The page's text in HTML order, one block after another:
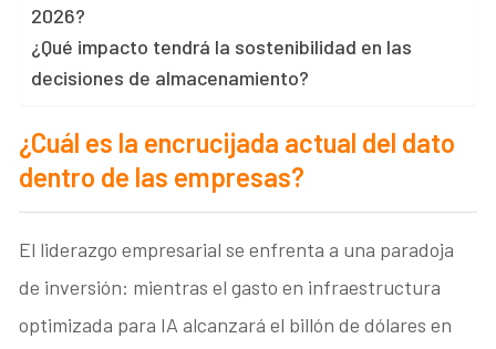
2026?
¿Qué impacto tendrá la sostenibilidad en las
decisiones de almacenamiento?
¿Cuál es la encrucijada actual del dato
dentro de las empresas?
El liderazgo empresarial se enfrenta a una paradoja
de inversión: mientras el gasto en infraestructura
optimizada para IA alcanzará el billón de dólares en